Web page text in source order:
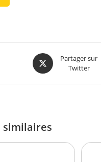
Partager sur
Twitter
similaires